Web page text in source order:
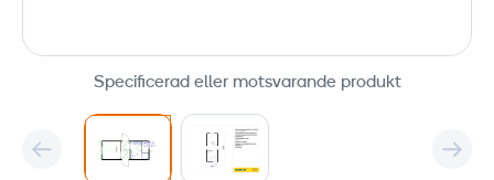
Specificerad eller motsvarande produkt